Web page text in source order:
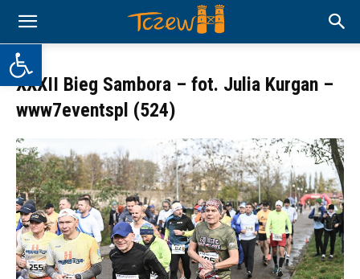
Otwórz pasek narzędzi
XXXII Bieg Sambora – fot. Julia Kurgan –
www7eventspl (524)